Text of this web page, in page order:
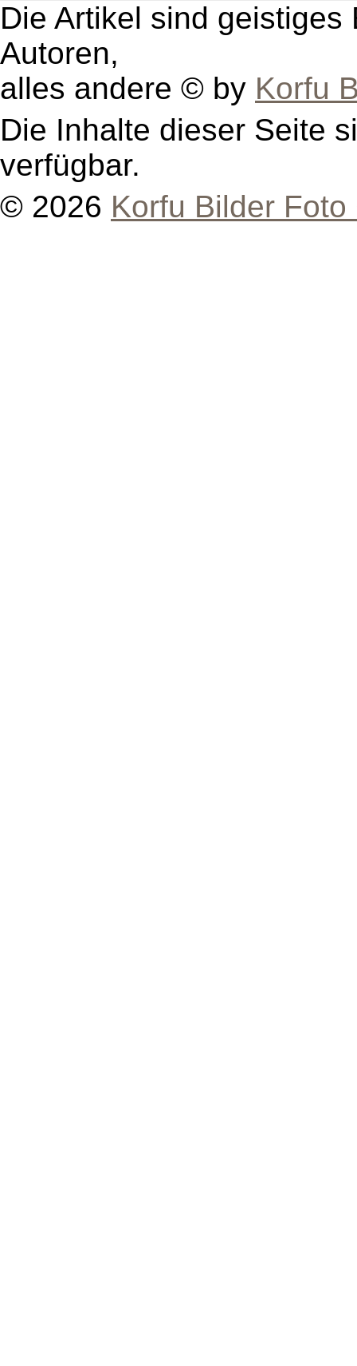
Die Artikel sind
Autoren,
alles andere © by Korfu
Die Inhalte dieser Seite
verfügbar.
© 2026 Korfu Bilder Foto